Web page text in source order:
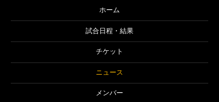
ホーム
試合日程・結果
チケット
ニュース
メンバー